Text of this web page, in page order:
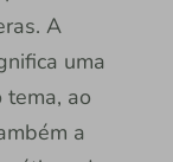
A
uma
tema, ao
a